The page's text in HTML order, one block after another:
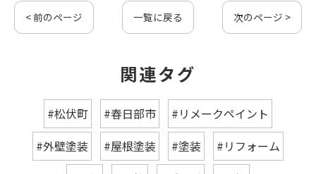
< 前のページ 一覧に戻る 次のページ >
関連タグ
#松伏町 #春日部市
#リメークペイント
#外壁塗装
#屋根塗装 #塗装
#リフォーム